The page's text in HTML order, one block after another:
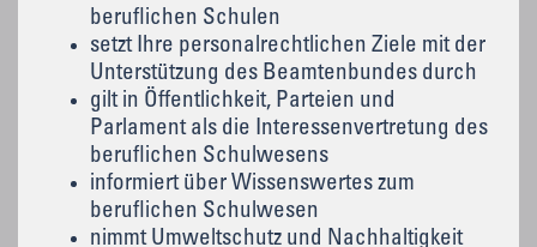
beruflichen Schulen
setzt Ihre personalrechtlichen Ziele mit der
Unterstützung des Beamtenbundes durch
gilt in Öffentlichkeit, Parteien und
Parlament als die Interessenvertretung des
beruflichen Schulwesens
informiert über Wissenswertes zum
beruflichen Schulwesen
nimmt Umweltschutz und Nachhaltigkeit